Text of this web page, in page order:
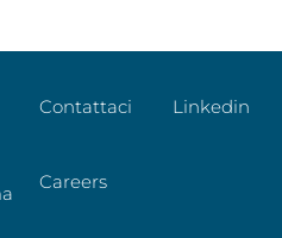
Contattaci
Careers
Linkedin